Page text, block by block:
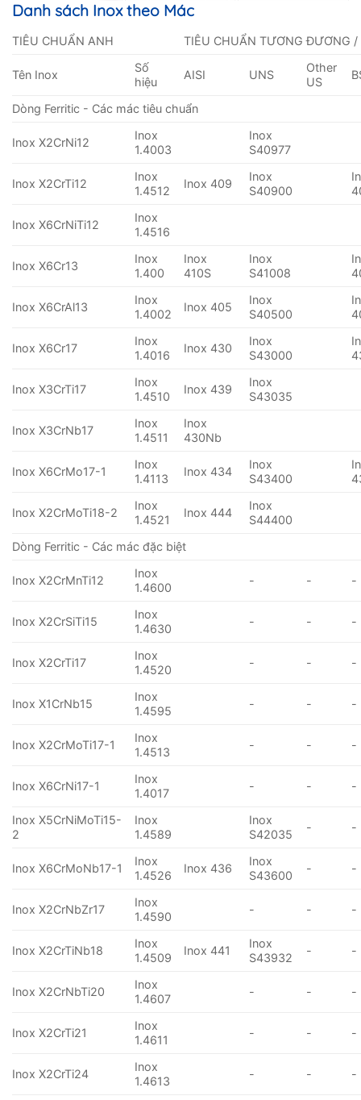
Danh sách Inox theo Mác
TIÊU CHUẨN ANH TIÊU CHUẨN TƯƠNG ĐƯƠNG /
Tên Inox
Số
hiệu
AISI UNS
Other
US
Dòng Ferritic - Các mác tiêu chuẩn
Inox X2CrNi12
Inox
1.4003
Inox
S40977
Inox X2CrTi12
Inox
1.4512
Inox 409
Inox
S40900
Inox X6CrNiTi12
Inox
1.4516
Inox X6Cr13
Inox
1.400
Inox
410S
Inox
S41008
Inox X6CrAl13
Inox
1.4002
Inox 405
Inox
S40500
Inox X6Cr17
Inox
1.4016
Inox 430
Inox
S43000
Inox X3CrTi17
Inox
1.4510
Inox 439
Inox
S43035
Inox X3CrNb17
Inox
1.4511
Inox
430Nb
Inox X6CrMo17-1
Inox
1.4113
Inox 434
Inox
S43400
Inox X2CrMoTi18-2
Inox
1.4521
Inox 444
Inox
S44400
Dòng Ferritic - Các mác đặc biệt
Inox X2CrMnTi12
Inox
1.4600
- - -
Inox X2CrSiTi15
Inox
1.4630
- - -
Inox X2CrTi17
Inox
1.4520
- - -
Inox X1CrNb15
Inox
1.4595
- - -
Inox X2CrMoTi17-1
Inox
1.4513
- - -
Inox X6CrNi17-1
Inox
1.4017
- - -
Inox X5CrNiMoTi15-
2
Inox
1.4589
Inox
S42035
- -
Inox X6CrMoNb17-1
Inox
1.4526
Inox 436
Inox
S43600
- -
Inox X2CrNbZr17
Inox
1.4590
- - -
Inox X2CrTiNb18
Inox
1.4509
Inox 441
Inox
S43932
- -
Inox X2CrNbTi20
Inox
1.4607
- - -
Inox X2CrTi21
Inox
1.4611
- - -
Inox X2CrTi24
Inox
1.4613
- - -